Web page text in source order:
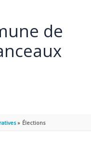
de
Élections